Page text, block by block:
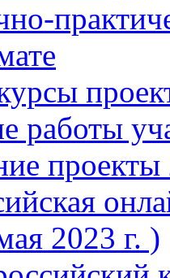
работы
проекты
2023 г. )